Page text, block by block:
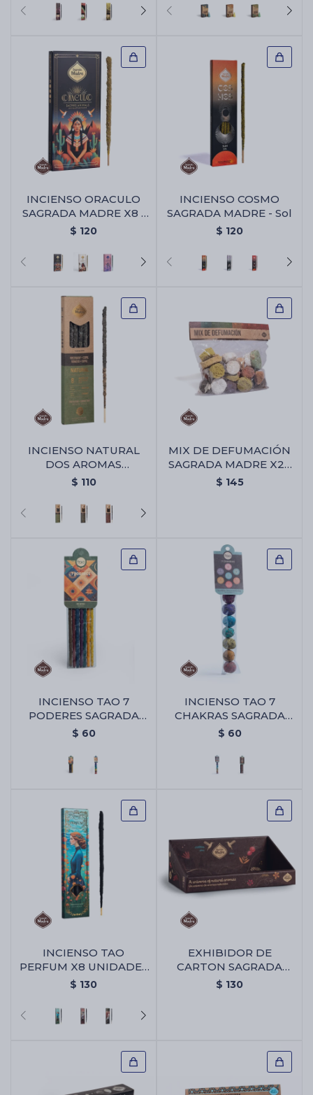
INCIENSO ORACULO
SAGRADA MADRE X8 -
Animales Sagrados
$ 120
INCIENSO COSMO
SAGRADA MADRE - Sol
$ 120
INCIENSO NATURAL
DOS AROMAS
SAGRADA MADRE X8 -
$ 110
MIX DE DEFUMACIÓN
SAGRADA MADRE X25
UNIDADES - Mix De
$ 145
INCIENSO TAO 7
PODERES SAGRADA
MADRE - Varitas 7
$ 60
INCIENSO TAO 7
CHAKRAS SAGRADA
MADRE - Bombita 7
$ 60
INCIENSO TAO
PERFUM X8 UNIDADES
- Limón
$ 130
EXHIBIDOR DE
CARTON SAGRADA
MADRE - Exhibidor De
$ 130